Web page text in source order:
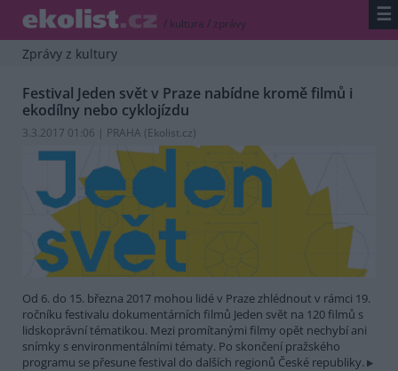
/ kultura / zprávy ☰
Zprávy z kultury
Festival Jeden svět v Praze nabídne kromě filmů i
ekodílny nebo cyklojízdu
3.3.2017 01:06 | PRAHA (Ekolist.cz)
Od 6. do 15. března 2017 mohou lidé v Praze zhlédnout v rámci 19.
ročníku festivalu dokumentárních filmů Jeden svět na 120 filmů s
lidskoprávní tématikou. Mezi promítanými filmy opět nechybí ani
snímky s environmentálními tématy. Po skončení pražského
programu se přesune festival do dalších regionů České republiky.